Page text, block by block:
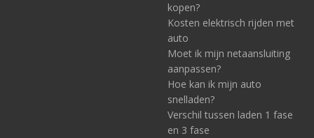
kopen?
Kosten elektrisch rijden met
auto
Moet ik mijn netaansluiting
aanpassen?
Hoe kan ik mijn auto
snelladen?
Verschil tussen laden 1 fase
en 3 fase